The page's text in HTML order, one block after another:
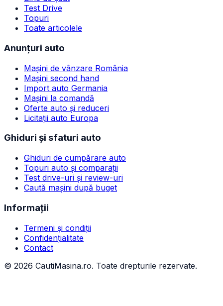
Test Drive
Topuri
Toate articolele
Anunțuri auto
Mașini de vânzare România
Mașini second hand
Import auto Germania
Mașini la comandă
Oferte auto și reduceri
Licitații auto Europa
Ghiduri și sfaturi auto
Ghiduri de cumpărare auto
Topuri auto și comparații
Test drive-uri și review-uri
Caută mașini după buget
Informații
Termeni și condiții
Confidențialitate
Contact
© 2026 CautiMasina.ro. Toate drepturile rezervate.